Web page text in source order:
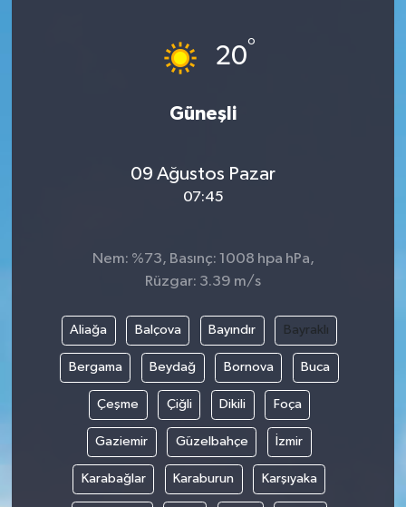
20°
Güneşli
09 Ağustos Pazar
07:45
Nem: %73, Basınç: 1008 hpa hPa,
Rüzgar: 3.39 m/s
Aliağa Balçova Bayındır Bayraklı
Bergama Beydağ Bornova Buca
Çeşme Çiğli Dikili Foça
Gaziemir Güzelbahçe İzmir
Karabağlar Karaburun Karşıyaka